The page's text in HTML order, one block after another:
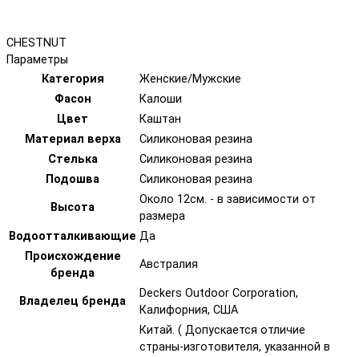
CHESTNUT
Параметры
Категория
Женские/Мужские
Фасон
Калоши
Цвет
Каштан
Материал верха
Силиконовая резина
Стелька
Силиконовая резина
Подошва
Силиконовая резина
Высота
Около 12см. - в зависимости от
размера
Водоотталкивающие Да
Происхождение
бренда
Австралия
Владелец бренда
Deckers Outdoor Corporation,
Калифорния, США
Китай. ( Допускается отличие
страны-изготовителя, указанной в